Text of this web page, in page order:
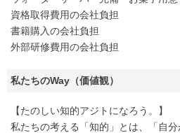
資格取得費用の会社負担
書籍購入の会社負担
外部研修費用の会社負担
私たちのWay（価値観）
【たのしい知的アジトになろう。】
私たちの考える「知的」とは、「自